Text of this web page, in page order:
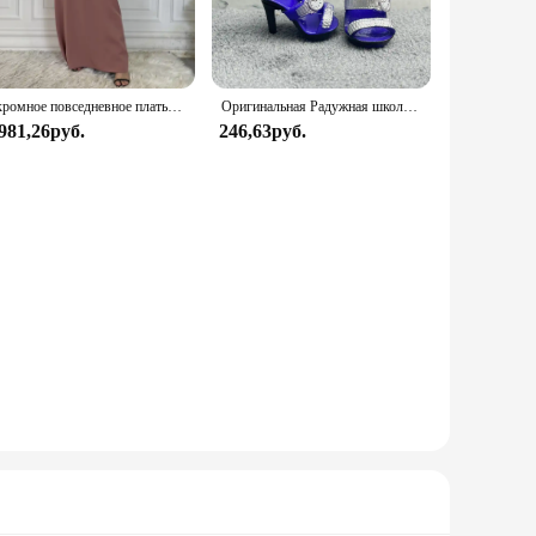
all sizes, while the large pockets offer ample storage for
style in their kitchen attire. The apron's one-size-fits-most
throughout the kitchen. The apron's stain-resistant
paced kitchen, from the rigors of food preparation to
an ideal choice for chefs who want to maintain a
supplier, or individual looking to elevate their
Скромное повседневное платье Abaya Femme, универсальное внутреннее платье без рукавов, мусульманское платье для женщин, халат макси, кафтан, марокканская исламская одежда Оригинальная Радужная школьная кукла, можно выбрать обувь, каблук, сапоги, игрушки для девочек «сделай сам»
246,63руб.